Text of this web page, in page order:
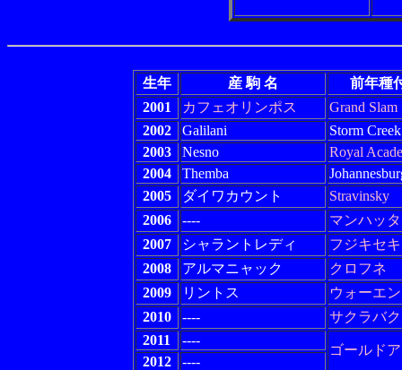
生年 産 駒 名
前年種
2001
カフェオリンポス
Grand Slam
2002
Galilani
Storm Creek
2003
Nesno
Royal
2004
Themba
2005
ダイワカウント
Stravinsky
2006
----
マンハッ
2007
シャラントレディ
フジキセキ
2008
アルマニャック
クロフネ
2009
リントス
ウォーエ
2010
----
サクラバ
2011
----
ゴールド
2012
----